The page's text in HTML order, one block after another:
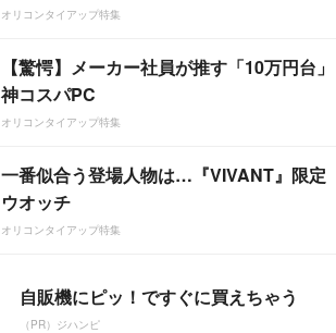
オリコンタイアップ特集
【驚愕】メーカー社員が推す「10万円台」
神コスパPC
オリコンタイアップ特集
一番似合う登場人物は…『VIVANT』限定
ウオッチ
オリコンタイアップ特集
自販機にピッ！ですぐに買えちゃう
（PR）ジハンピ